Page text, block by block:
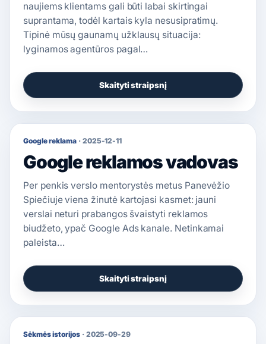
naujiems klientams gali būti labai skirtingai
suprantama, todėl kartais kyla nesusipratimų.
Tipinė mūsų gaunamų užklausų situacija:
lyginamos agentūros pagal…
Skaityti straipsnį
Google reklama · 2025-12-11
Google reklamos vadovas
Per penkis verslo mentorystės metus Panevėžio
Spiečiuje viena žinutė kartojasi kasmet: jauni
verslai neturi prabangos švaistyti reklamos
biudžeto, ypač Google Ads kanale. Netinkamai
paleista…
Skaityti straipsnį
Sėkmės istorijos · 2025-09-29